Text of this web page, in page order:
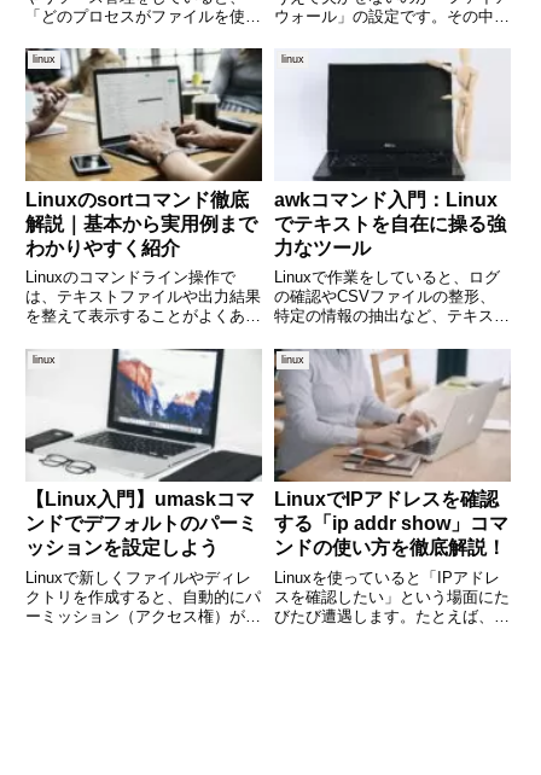
「どのプロセスがファイルを使っ
用しているのはどのプログラム
か」といった情報を確認したくな
ることがあります。そんなときに
便利なのが「lsof（List
ウォール」の設定です。その中で
ルを確認するために使われる基本
的なコマンドが iptables -L で
す。このコマンドを使えば、シス
linux
Linuxのsortコマンド徹底
解説｜基本から実用例まで
わかりやすく紹介
Linuxのコマンドライン操作で
は、テキストファイルや出力結果
を整えて表示することがよくあり
ト）処理は、ログ解析やレポート
作成など、さまざまな場面で欠か
せない作業です。「sort」コマン
ドは、テキストの並び替えを
linux
awkコマンド入門：Linux
でテキストを自在に操る強
力なツール
Linuxで作業をしていると、ログ
の確認やCSVファイルの整形、
特定の情報の抽出など、テキスト
なときに便利なのが「awk」とい
うコマンドです。awkは、テキス
トデータの中から必要な部分を抽
出したり、条件に応じて
linux
【Linux入門】umaskコマ
ンドでデフォルトのパーミ
ッションを設定しよう
Linuxで新しくファイルやディレ
クトリを作成すると、自動的にパ
ーミッション（アクセス権）が設
linux
LinuxでIPアドレスを確認
する「ip addr show」コマ
ンドの使い方を徹底解説！
Linuxを使っていると「IPアドレ
スを確認したい」という場面にた
びたび遭遇します。たとえば、ネ